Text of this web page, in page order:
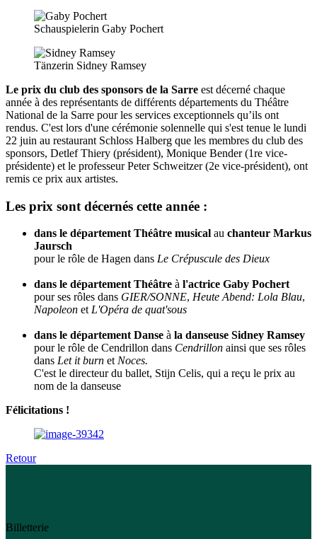
Schauspielerin Gaby Pochert
Tänzerin Sidney Ramsey
Le prix du club des sponsors de la Sarre est décerné chaque
année à des représentants de différents départements du Théâtre
National de la Sarre pour les services exceptionnels qu’ils ont
rendus. C'est lors d'une cérémonie solennelle qui s'est tenue le lundi
22 juin au restaurant Schloss Halberg que les membres du club des
sponsors, Detlef Thiery (président), Monique Bender (1re vice-
présidente) et le professeur Peter Schweitzer (2e vice-président), ont
remis ce prix aux artistes.
Les prix sont décernés cette année :
dans le département Théâtre musical au chanteur Markus
Jaursch
pour le rôle de Hagen dans Le Crépuscule des Dieux
dans le département Théâtre à l'actrice Gaby Pochert
pour ses rôles dans GIER/SONNE, Heute Abend: Lola Blau,
Napoleon et L'Opéra de quat'sous
dans le département Danse à la danseuse Sidney Ramsey
pour le rôle de Cendrillon dans Cendrillon ainsi que ses rôles
dans Let it burn et Noces.
C'est le directeur du ballet, Stijn Celis, qui a reçu le prix au
nom de la danseuse
Félicitations !
Retour
Billetterie